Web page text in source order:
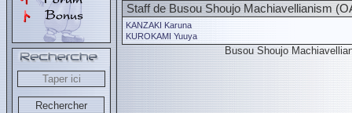
Staff de Busou Shoujo Machiavellianism
KANZAKI Karuna
KUROKAMI Yuuya
Busou Shoujo